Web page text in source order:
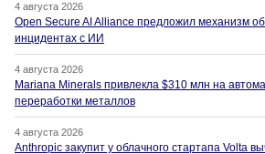
4 августа 2026
Open Secure AI Alliance предложил механизм
инцидентах с ИИ
4 августа 2026
Mariana Minerals привлекла $310 млн на
переработки металлов
4 августа 2026
Anthropic закупит у облачного стартапа Volta